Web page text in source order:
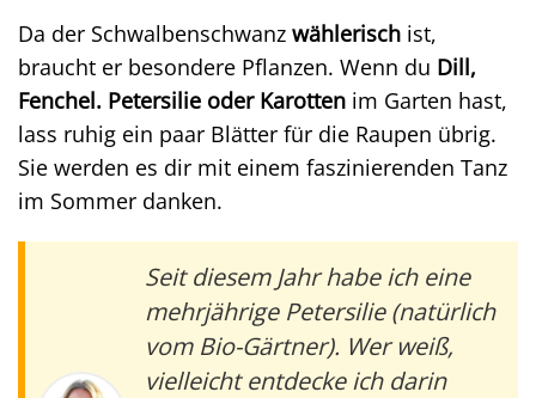
Da der Schwalbenschwanz wählerisch ist,
braucht er besondere Pflanzen. Wenn du Dill,
Fenchel. Petersilie oder Karotten im Garten hast,
lass ruhig ein paar Blätter für die Raupen übrig.
Sie werden es dir mit einem faszinierenden Tanz
im Sommer danken.
Seit diesem Jahr habe ich eine
mehrjährige Petersilie (natürlich
vom Bio-Gärtner). Wer weiß,
vielleicht entdecke ich darin